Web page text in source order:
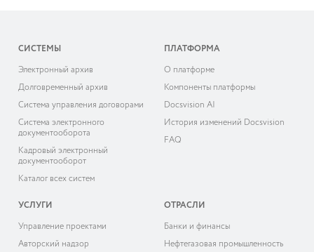
СИСТЕМЫ
Электронный архив
Долговременный архив
Система управления договорами
Система электронного
документооборота
Кадровый электронный
документооборот
Каталог всех систем
ПЛАТФОРМА
О платформе
Компоненты платформы
Docsvision AI
История изменений Docsvision
FAQ
УСЛУГИ
Управление проектами
Авторский надзор
ОТРАСЛИ
Банки и финансы
Нефтегазовая промышленность